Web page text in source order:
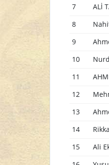
7 ALİ
8
9
10
11
12
13
14
15 Ali